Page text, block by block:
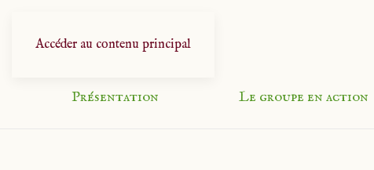
Accéder au contenu principal
Présentation Le groupe en action